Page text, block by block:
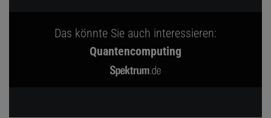
Das könnte Sie auch interessieren:
Quantencomputing